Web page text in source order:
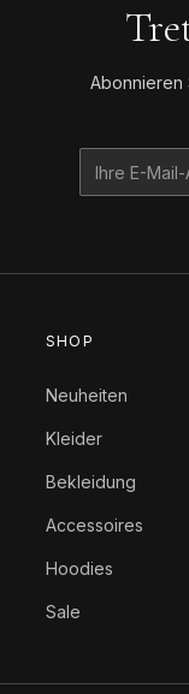
Abonnieren
SHOP
Neuheiten
Kleider
Bekleidung
Accessoires
Hoodies
Sale